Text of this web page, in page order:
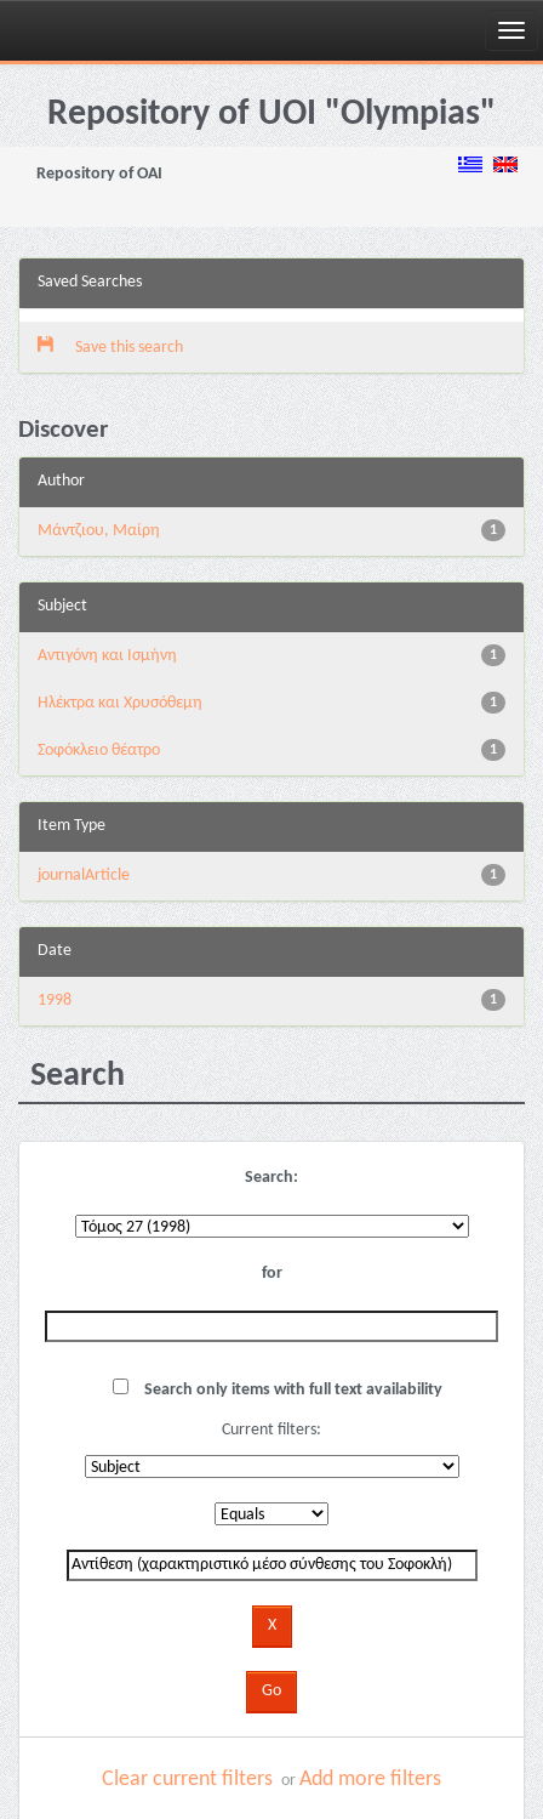
Skip
navigationRepository of UOI "Olympias"
Repository of OAI
Saved Searches
Save this search
Discover
Author
1
Μάντζιου, Μαίρη
Subject
1
Αντιγόνη και Ισμήνη
1
Ηλέκτρα και Χρυσόθεμη
1
Σοφόκλειο θέατρο
Item Type
1
journalArticle
Date
1
1998
Search
Search:
for
Search only items with full text availability
Current filters:
Clear current filters or Add more filters